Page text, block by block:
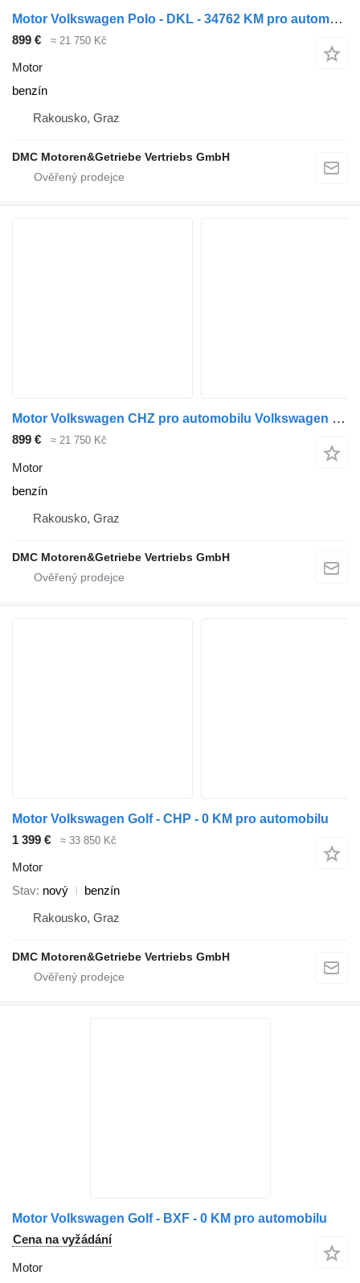
Motor Volkswagen Polo - DKL - 34762 KM pro automobilu
899 € ≈ 21 750 Kč
Motor
benzín
Rakousko, Graz
DMC Motoren&Getriebe Vertriebs GmbH
Motor Volkswagen CHZ pro automobilu Volkswagen Golf
899 € ≈ 21 750 Kč
Motor
benzín
Rakousko, Graz
DMC Motoren&Getriebe Vertriebs GmbH
Motor Volkswagen Golf - CHP - 0 KM pro automobilu
1 399 €
≈ 33 850 Kč
Motor
Stav nový
benzín
Rakousko, Graz
DMC Motoren&Getriebe Vertriebs GmbH
Motor Volkswagen Golf - BXF - 0 KM pro automobilu
Cena na vyžádání
Motor